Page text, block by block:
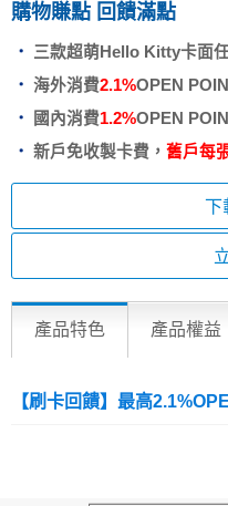
購物賺點 回饋滿點
三款超萌Hello Kitty卡面
海外消費2.1%OPEN
國內消費1.2%OPEN
新戶免收製卡費， 舊戶每
下
產品特色 產品權益
【刷卡回饋】最高